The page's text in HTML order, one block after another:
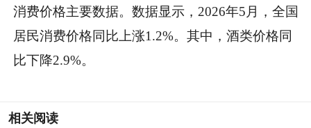
消费价格主要数据。数据显示，2026年5月，全国
居民消费价格同比上涨1.2%。其中，酒类价格同
比下降2.9%。
相关阅读